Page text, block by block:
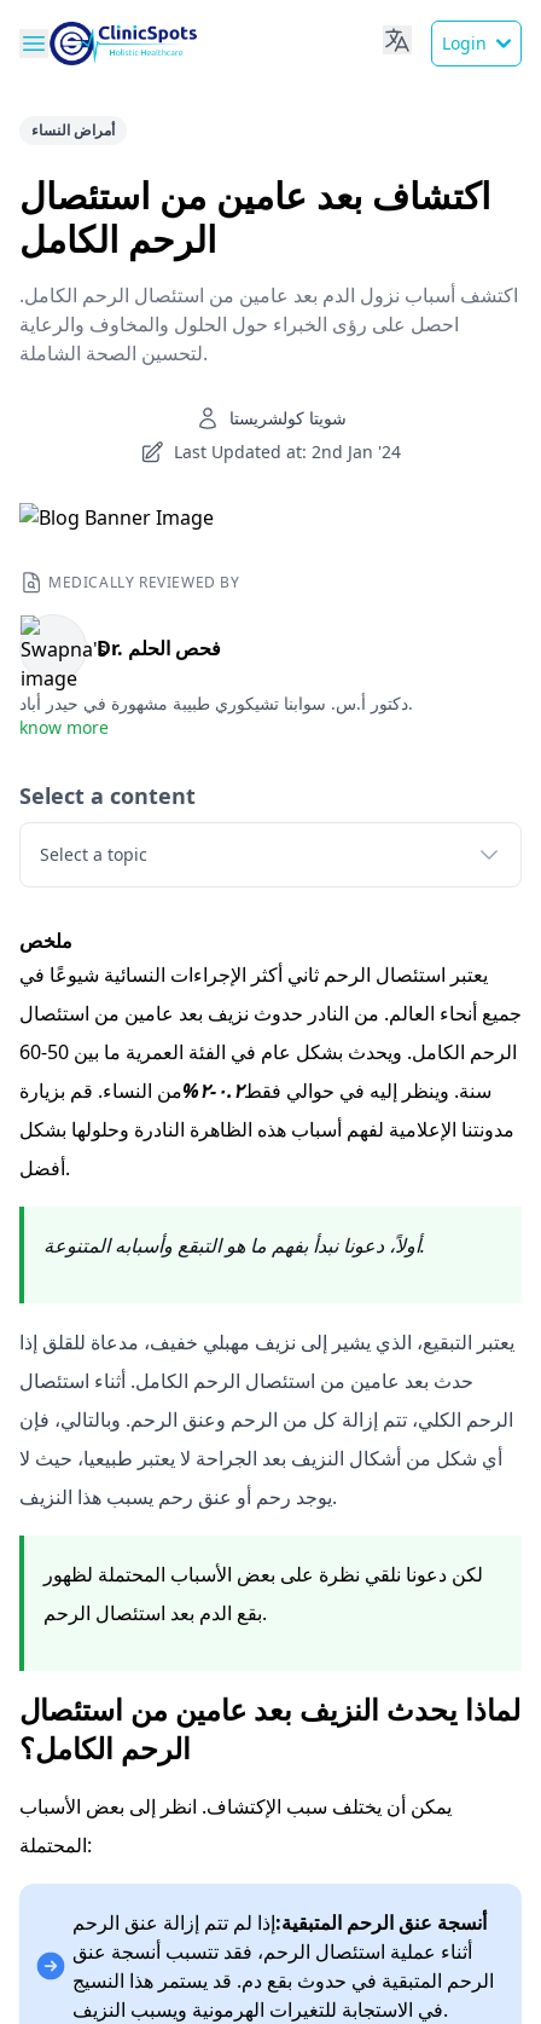
Login
أمراض النساء
اكتشاف بعد عامين من استئصال
الرحم الكامل
اكتشف أسباب نزول الدم بعد عامين من استئصال الرحم الكامل.
احصل على رؤى الخبراء حول الحلول والمخاوف والرعاية
لتحسين الصحة الشاملة.
شويتا كولشريستا
Last Updated at: 2nd Jan '24
MEDICALLY REVIEWED BY
Dr. فحص الحلم
دكتور أ.س. سوابنا تشيكوري طبيبة مشهورة في حيدر أباد.
know more
Select a content
Select a topic
ملخص
يعتبر استئصال الرحم ثاني أكثر الإجراءات النسائية شيوعًا في
جميع أنحاء العالم. من النادر حدوث نزيف بعد عامين من استئصال
الرحم الكامل. ويحدث بشكل عام في الفئة العمرية ما بين 50-60
سنة. وينظر إليه في حوالي فقط٠.٢-٢%
من النساء. قم بزيارة
مدونتنا الإعلامية لفهم أسباب هذه الظاهرة النادرة وحلولها بشكل
أفضل.
أولاً، دعونا نبدأ بفهم ما هو التبقع وأسبابه المتنوعة.
يعتبر التبقيع، الذي يشير إلى نزيف مهبلي خفيف، مدعاة للقلق إذا
حدث بعد عامين من استئصال الرحم الكامل. أثناء استئصال
الرحم الكلي، تتم إزالة كل من الرحم وعنق الرحم. وبالتالي، فإن
أي شكل من أشكال النزيف بعد الجراحة لا يعتبر طبيعيا، حيث لا
يوجد رحم أو عنق رحم يسبب هذا النزيف.
لكن دعونا نلقي نظرة على بعض الأسباب المحتملة لظهور
بقع الدم بعد استئصال الرحم.
لماذا يحدث النزيف بعد عامين من استئصال
الرحم الكامل؟
يمكن أن يختلف سبب الإكتشاف. انظر إلى بعض الأسباب
المحتملة:
أنسجة عنق الرحم المتبقية:إذا لم تتم إزالة عنق الرحم
أثناء عملية استئصال الرحم، فقد تتسبب أنسجة عنق
الرحم المتبقية في حدوث بقع دم. قد يستمر هذا النسيج
في الاستجابة للتغيرات الهرمونية ويسبب النزيف.